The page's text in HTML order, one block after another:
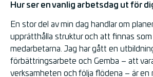
Hur ser en vanlig arbetsdag ut för
En stor del av min dag handlar om
upprätthålla struktur och att finnas
medarbetarna. Jag har gått en
förbättringsarbete och Gemba – att
verksamheten och följa flödena – är en